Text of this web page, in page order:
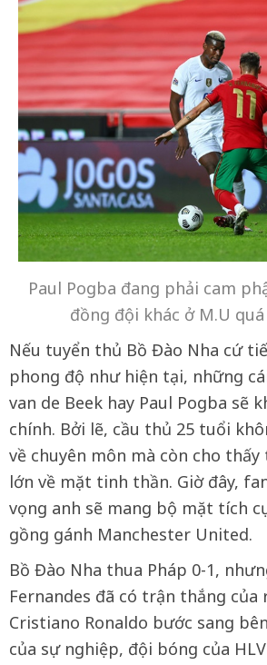
Paul Pogba đang phải cam
đồng đội khác ở M.U
Nếu tuyển thủ Bồ Đào Nha cứ
phong độ như hiện tại, những
van de Beek hay Paul Pogba sẽ
chính. Bởi lẽ, cầu thủ 25 tuổi
về chuyên môn mà còn cho
lớn về mặt tinh thần. Giờ đây,
vọng anh sẽ mang bộ mặt tích
gồng gánh Manchester United.
Bồ Đào Nha thua Pháp 0-1,
Fernandes đã có trận thắng của
Cristiano Ronaldo bước sang
của sự nghiệp, đội bóng của